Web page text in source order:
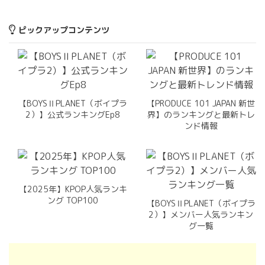
ピックアップコンテンツ
【BOYSⅡPLANET（ボイプラ
2）】公式ランキングEp8
【PRODUCE 101 JAPAN 新世
界】のランキングと最新トレ
ンド情報
【2025年】KPOP人気ランキ
ング TOP100
【BOYSⅡPLANET（ボイプラ
2）】メンバー人気ランキン
グ一覧